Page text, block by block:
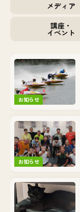
メディア
講座・
イベント
お知らせ
お知らせ